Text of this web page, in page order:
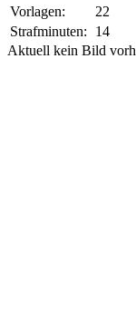
Vorlagen:
22
Strafminuten:
14
Aktuell kein Bild